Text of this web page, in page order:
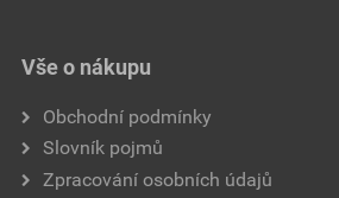
Vše o nákupu
Obchodní podmínky
Slovník pojmů
Zpracování osobních údajů